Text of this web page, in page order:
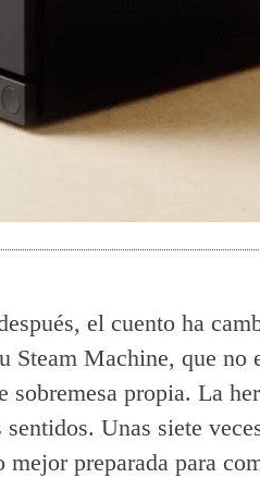
el cuento ha
Steam Machine, que no
sobremesa propia. La
Unas siete
preparada para